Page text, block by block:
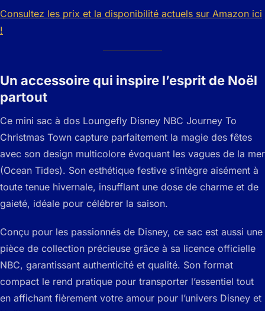
Consultez les prix et la disponibilité actuels sur Amazon ici
!
Un accessoire qui inspire l’esprit de Noël
partout
Ce mini sac à dos Loungefly Disney NBC Journey To
Christmas Town capture parfaitement la magie des fêtes
avec son design multicolore évoquant les vagues de la mer
(Ocean Tides). Son esthétique festive s’intègre aisément à
toute tenue hivernale, insufflant une dose de charme et de
gaieté, idéale pour célébrer la saison.
Conçu pour les passionnés de Disney, ce sac est aussi une
pièce de collection précieuse grâce à sa licence officielle
NBC, garantissant authenticité et qualité. Son format
compact le rend pratique pour transporter l’essentiel tout
en affichant fièrement votre amour pour l’univers Disney et